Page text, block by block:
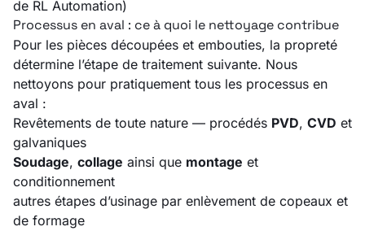
de RL Automation)
Processus en aval : ce à quoi le nettoyage contribue
Pour les pièces découpées et embouties, la propreté
détermine l’étape de traitement suivante. Nous
nettoyons pour pratiquement tous les processus en
aval :
Revêtements de toute nature — procédés PVD, CVD et
galvaniques
Soudage, collage ainsi que montage et
conditionnement
autres étapes d’usinage par enlèvement de copeaux et
de formage